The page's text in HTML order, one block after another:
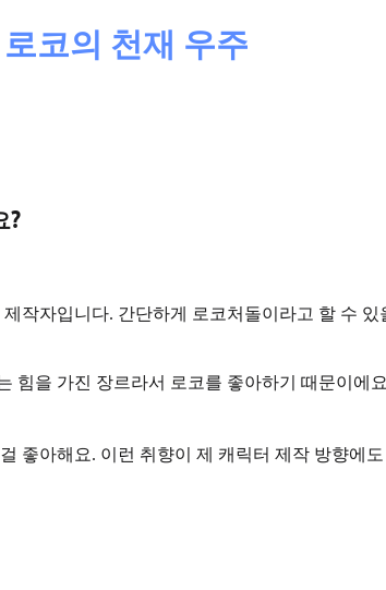
코의 천재 우주
?
작자입니다. 간단하게 로코처돌이라고 할 수 있
힘을 가진 장르라서 로코를 좋아하기 때문이에
좋아해요. 이런 취향이 제 캐릭터 제작 방향에